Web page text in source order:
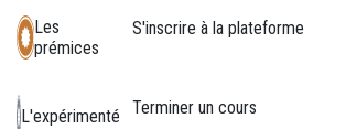
Les
prémices
S'inscrire à la plateforme
L'expérimenté Terminer un cours